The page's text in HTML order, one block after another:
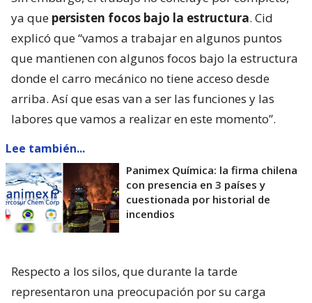
ya que persisten focos bajo la estructura. Cid
explicó que “vamos a trabajar en algunos puntos
que mantienen con algunos focos bajo la estructura
donde el carro mecánico no tiene acceso desde
arriba. Así que esas van a ser las funciones y las
labores que vamos a realizar en este momento”.
Lee también...
Panimex Química: la firma chilena
con presencia en 3 países y
cuestionada por historial de
incendios
Respecto a los silos, que durante la tarde
representaron una preocupación por su carga